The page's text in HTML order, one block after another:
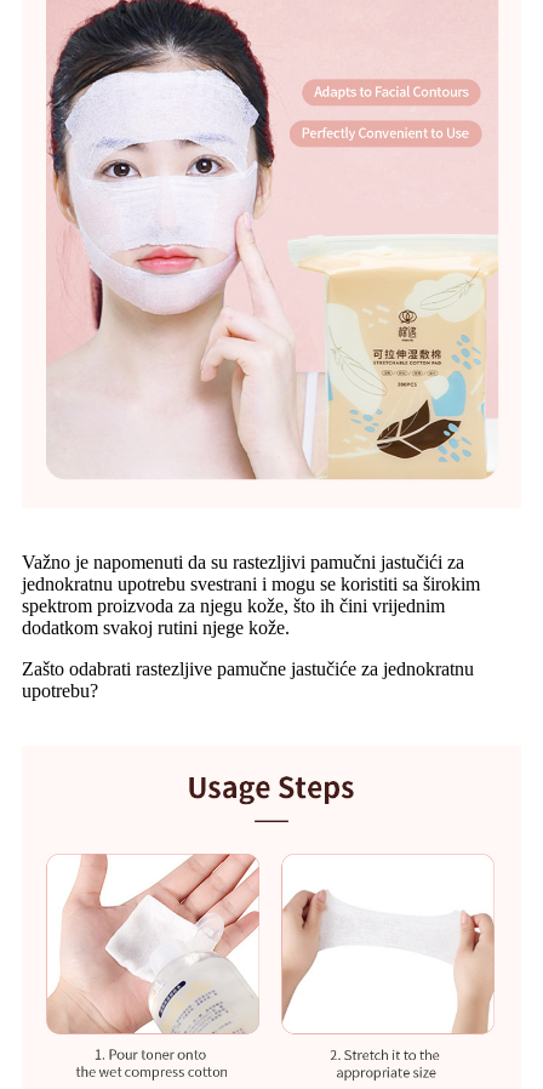
Važno je napomenuti da su rastezljivi pamučni jastučići za
jednokratnu upotrebu svestrani i mogu se koristiti sa širokim
spektrom proizvoda za njegu kože, što ih čini vrijednim
dodatkom svakoj rutini njege kože.
Zašto odabrati rastezljive pamučne jastučiće za jednokratnu
upotrebu?